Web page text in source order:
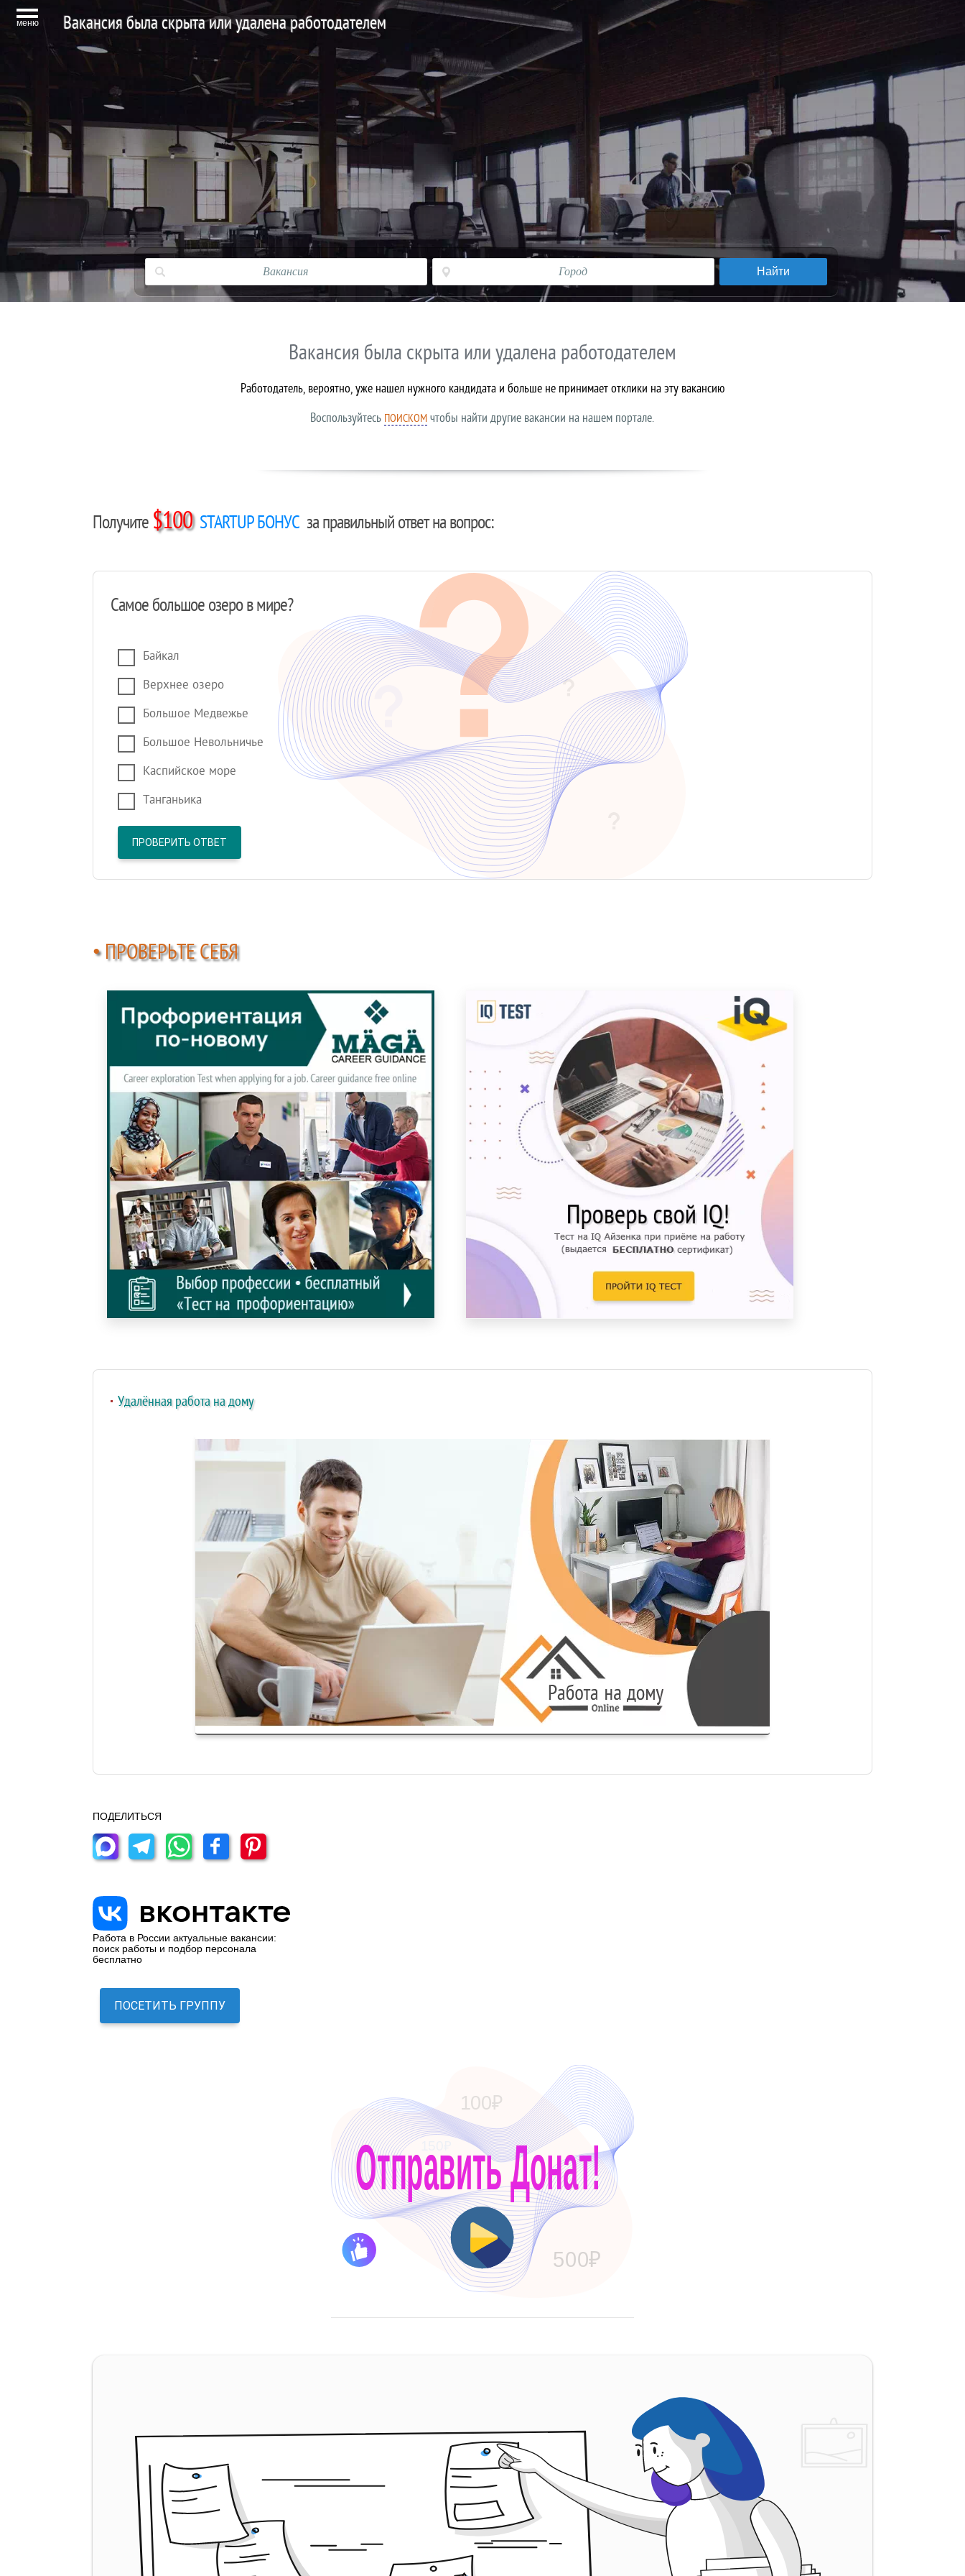
меню Вакансия была скрыта или удалена работодателем
Вакансия была скрыта или удалена работодателем
Работодатель, вероятно, уже нашел нужного кандидата и больше не принимает отклики на эту вакансию
Воспользуйтесь ПОИСКОМ чтобы найти другие вакансии на нашем портале.
Получите $100 STARTUP БОНУС за правильный ответ на вопрос:
Самое большое озеро в мире?
Байкал
Верхнее озеро
Большое Медвежье
Большое Невольничье
Каспийское море
Танганьика
ПРОВЕРИТЬ ОТВЕТ
• ПРОВЕРЬТЕ СЕБЯ
Удалённая работа на дому
ПОДЕЛИТЬСЯ
Работа в России актуальные вакансии:
поиск работы и подбор персонала
бесплатно
ПОСЕТИТЬ ГРУППУ